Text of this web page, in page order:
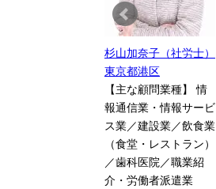
杉山加奈子（社労士）
東京都港区
【主な顧問業種】 情
報通信業・情報サービ
ス業／建設業／飲食業
（食堂・レストラン）
／歯科医院／職業紹
介・労働者派遣業